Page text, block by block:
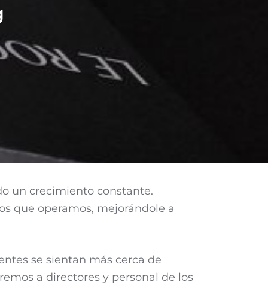
un crecimiento constante.
que operamos, mejorándole a
se sientan más cerca de
a directores y personal de los